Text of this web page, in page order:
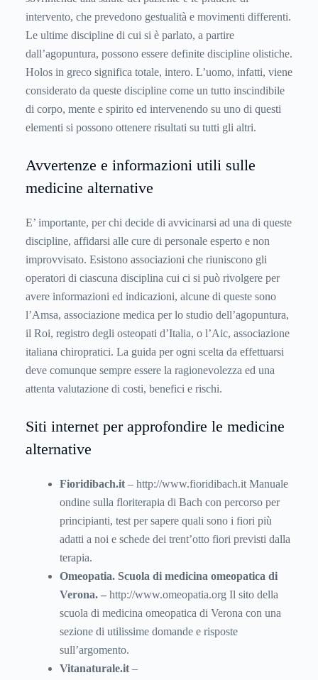
intervento, che prevedono gestualità e movimenti differenti.
Le ultime discipline di cui si è parlato, a partire
dall’agopuntura, possono essere definite discipline olistiche.
Holos in greco significa totale, intero. L’uomo, infatti, viene
considerato da queste discipline come un tutto inscindibile
di corpo, mente e spirito ed intervenendo su uno di questi
elementi si possono ottenere risultati su tutti gli altri.
Avvertenze e informazioni utili sulle
medicine alternative
E’ importante, per chi decide di avvicinarsi ad una di queste
discipline, affidarsi alle cure di personale esperto e non
improvvisato. Esistono associazioni che riuniscono gli
operatori di ciascuna disciplina cui ci si può rivolgere per
avere informazioni ed indicazioni, alcune di queste sono
l’Amsa, associazione medica per lo studio dell’agopuntura,
il Roi, registro degli osteopati d’Italia, o l’Aic, associazione
italiana chiropratici. La guida per ogni scelta da effettuarsi
deve comunque sempre essere la ragionevolezza ed una
attenta valutazione di costi, benefici e rischi.
Siti internet per approfondire le medicine
alternative
Fioridibach.it – http://www.fioridibach.it Manuale
ondine sulla floriterapia di Bach con percorso per
principianti, test per sapere quali sono i fiori più
adatti a noi e schede dei trent’otto fiori previsti dalla
terapia.
Omeopatia. Scuola di medicina omeopatica di
Verona. – http://www.omeopatia.org Il sito della
scuola di medicina omeopatica di Verona con una
sezione di utilissime domande e risposte
sull’argomento.
Vitanaturale.it –